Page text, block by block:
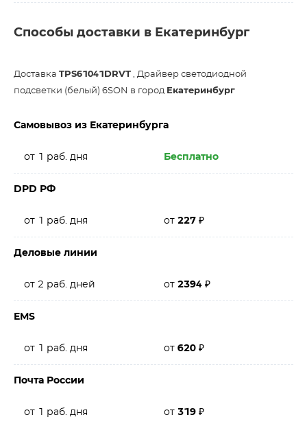
Способы доставки в Екатеринбург
Доставка TPS61041DRVT , Драйвер светодиодной
подсветки (белый) 6SON в город Екатеринбург
Самовывоз из Екатеринбурга
от 1 раб. дня Бесплатно
DPD РФ
от 1 раб. дня от 227 ₽
Деловые линии
от 2 раб. дней от 2394 ₽
EMS
от 1 раб. дня от 620 ₽
Почта России
от 1 раб. дня от 319 ₽